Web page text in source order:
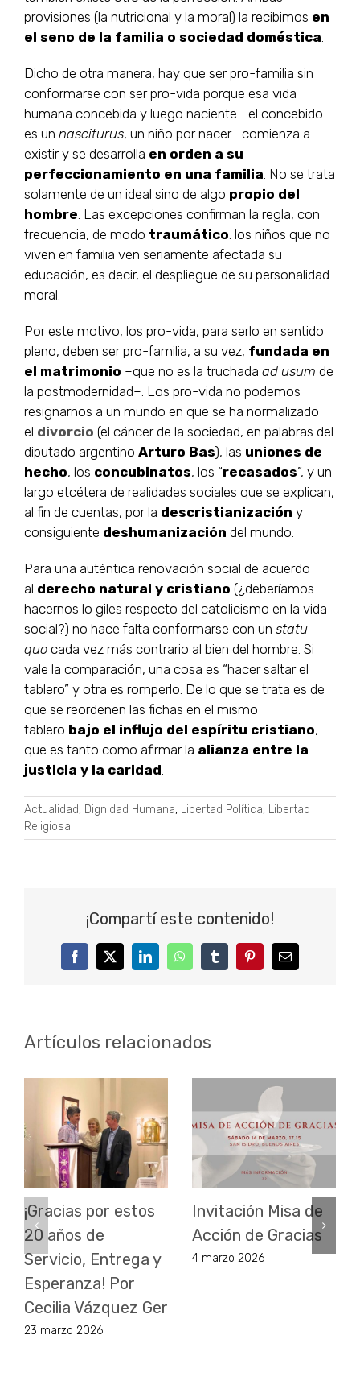
provisiones (la nutricional y la moral) la recibimos en
el seno de la familia o sociedad doméstica.
Dicho de otra manera, hay que ser pro-familia sin
conformarse con ser pro-vida porque esa vida
humana concebida y luego naciente –el concebido
es un nasciturus, un niño por nacer– comienza a
existir y se desarrolla en orden a su
perfeccionamiento en una familia. No se trata
solamente de un ideal sino de algo propio del
hombre. Las excepciones confirman la regla, con
frecuencia, de modo traumático: los niños que no
viven en familia ven seriamente afectada su
educación, es decir, el despliegue de su personalidad
moral.
Por este motivo, los pro-vida, para serlo en sentido
pleno, deben ser pro-familia, a su vez, fundada en
el matrimonio –que no es la truchada ad usum de
la postmodernidad–. Los pro-vida no podemos
resignarnos a un mundo en que se ha normalizado
el divorcio (el cáncer de la sociedad, en palabras del
diputado argentino Arturo Bas), las uniones de
hecho, los concubinatos, los “recasados”, y un
largo etcétera de realidades sociales que se explican,
al fin de cuentas, por la descristianización y
consiguiente deshumanización del mundo.
Para una auténtica renovación social de acuerdo
al derecho natural y cristiano (¿deberíamos
hacernos lo giles respecto del catolicismo en la vida
social?) no hace falta conformarse con un statu
quo cada vez más contrario al bien del hombre. Si
vale la comparación, una cosa es “hacer saltar el
tablero” y otra es romperlo. De lo que se trata es de
que se reordenen las fichas en el mismo
tablero bajo el influjo del espíritu cristiano,
que es tanto como afirmar la alianza entre la
justicia y la caridad.
Actualidad, Dignidad Humana, Libertad Política, Libertad
Religiosa
¡Compartí este contenido!
FacebookTwitterLinkedInWhatsAppTumblrPinterestCorreo
electrónico
Artículos relacionados
¡Gracias por estos
20 años de
Servicio, Entrega y
Esperanza! Por
Cecilia Vázquez Ger
23 marzo 2026
Invitación Misa de
Acción de Gracias
4 marzo 2026